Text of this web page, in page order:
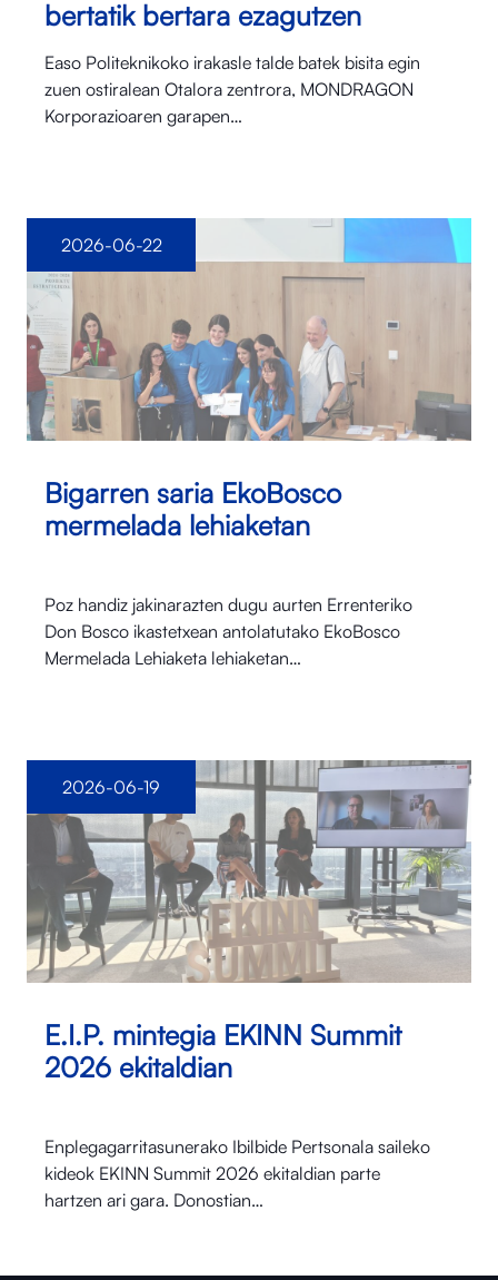
bertatik bertara ezagutzen
Easo Politeknikoko irakasle talde batek bisita egin
zuen ostiralean Otalora⁠ zentrora, MONDRAGON
Korporazioaren garapen…
Bigarren saria EkoBosco
mermelada lehiaketan
Poz handiz jakinarazten dugu aurten Errenteriko
Don Bosco ikastetxean antolatutako EkoBosco
Mermelada Lehiaketa lehiaketan…
2026-06-22
E.I.P. mintegia EKINN Summit
2026 ekitaldian
Enplegagarritasunerako Ibilbide Pertsonala saileko
kideok EKINN Summit 2026 ekitaldian parte
hartzen ari gara. Donostian…
2026-06-19